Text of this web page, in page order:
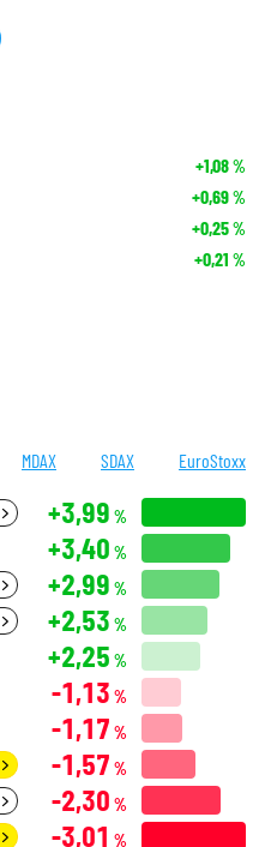
+1,08%
+0,69%
+0,25%
+0,21 %
MDAX SDAX EuroStoxx
+3,99 %
+3,40 %
+2,99 %
+2,53 %
+2,25 %
-1,13 %
-1,17 %
-1,57 %
-2,30 %
-3,01 %